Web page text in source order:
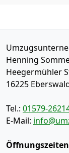
Henning
Heegermühler
16225
Tel.: 01579-
E-Mail: